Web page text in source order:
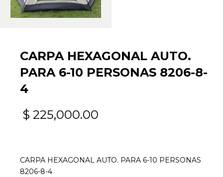
CARPA HEXAGONAL AUTO.
PARA 6-10 PERSONAS 8206-8-
4
$ 225,000.00
CARPA HEXAGONAL AUTO. PARA 6-10 PERSONAS
8206-8-4